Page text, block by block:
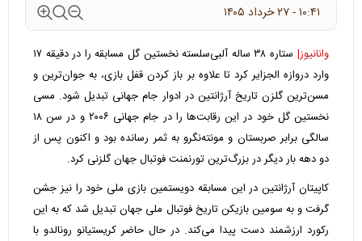
۱۰:۴۱ - ۲۷ خرداد ۱۴۰۵
وانانیوز|
ستاره ۳۸ ساله آلبی‌سلسته نخستین گل مسابقه را در دقیقه ۱۷
وارد دروازه الجزایر کرد تا علاوه بر باز کردن قفل بازی، به جوان‌ترین و
مسن‌ترین گلزن تاریخ آرژانتین در ادوار جام جهانی تبدیل شود. مسی
نخستین گل خود در این رقابت‌ها را در جام جهانی ۲۰۰۶ و در سن ۱۸
سالگی برابر صربستان و مونته‌نگرو به ثمر رسانده بود و اکنون پس از
دو دهه بار دیگر در بزرگ‌ترین تورنمنت فوتبال جهان گلزنی کرد.
کاپیتان آرژانتین در این مسابقه دویستمین بازی ملی خود را نیز جشن
گرفت و به سومین بازیکن تاریخ فوتبال ملی جهان تبدیل شد که به این
رکورد ارزشمند دست پیدا می‌کند. در حال حاضر کریستیانو رونالدو با